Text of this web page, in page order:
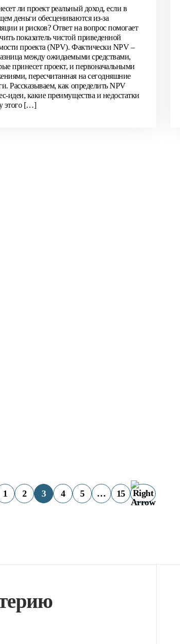
ли проект реальный доход, если в
деньги обесцениваются из-за
и рисков? Ответ на вопрос помогает
показатель чистой приведенной
проекта (NPV). Фактически NPV –
между ожидаемыми средствами,
принесет проект, и первоначальными
пересчитанная на сегодняшние
Рассказываем, как определить NPV
идеи, какие преимущества и недостатки
этого […]
1 2 3 4 5 … 15